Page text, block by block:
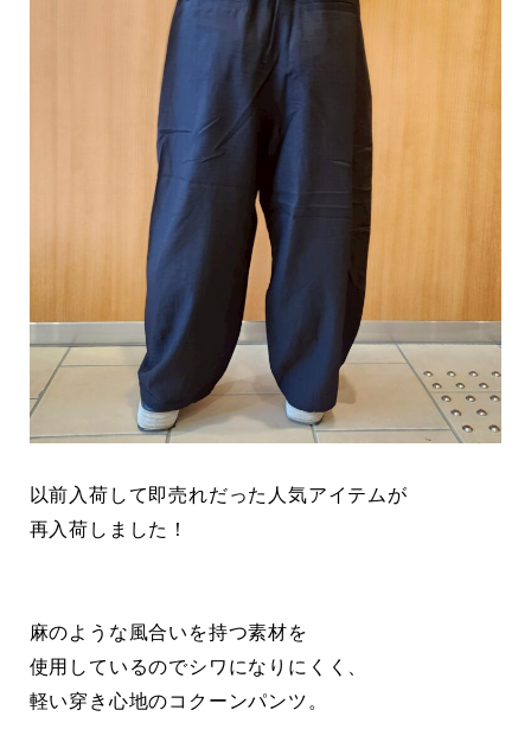
以前入荷して即売れだった人気アイテムが
再入荷しました！
麻のような風合いを持つ素材を
使用しているのでシワになりにくく、
軽い穿き心地のコクーンパンツ。